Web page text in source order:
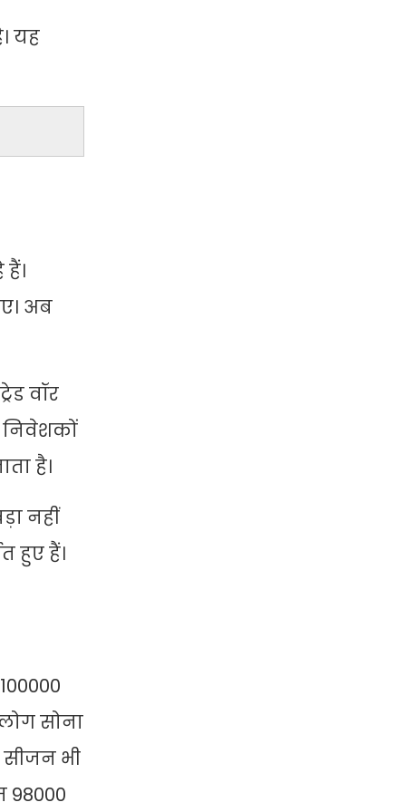
यह
अब
वॉर
निवेशकों
है।
नहीं
हुए हैं।
सोना
भी
98000